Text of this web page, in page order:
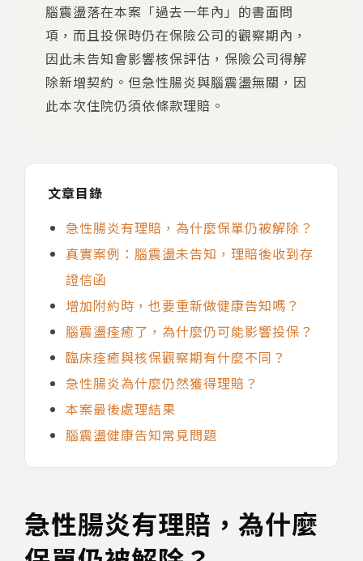
腦震盪落在本案「過去一年內」的書面問
項，而且投保時仍在保險公司的觀察期內，
因此未告知會影響核保評估，保險公司得解
除新增契約。但急性腸炎與腦震盪無關，因
此本次住院仍須依條款理賠。
文章目錄
急性腸炎有理賠，為什麼保單仍被解除？
真實案例：腦震盪未告知，理賠後收到存
證信函
增加附約時，也要重新做健康告知嗎？
腦震盪痊癒了，為什麼仍可能影響投保？
臨床痊癒與核保觀察期有什麼不同？
急性腸炎為什麼仍然獲得理賠？
本案最後處理結果
腦震盪健康告知常見問題
急性腸炎有理賠，為什麼